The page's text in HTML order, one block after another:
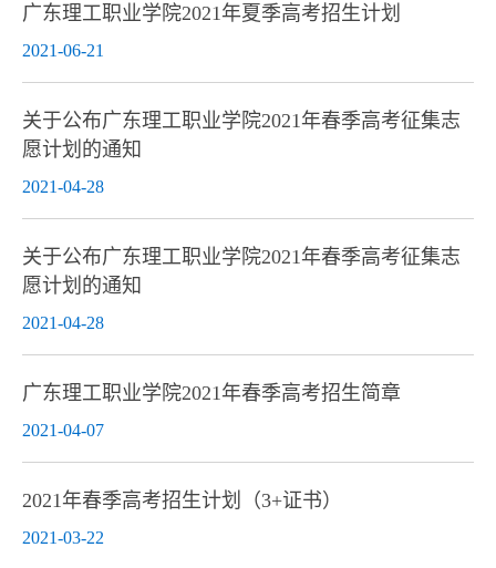
广东理工职业学院2021年夏季高考招生计划
2021-06-21
关于公布广东理工职业学院2021年春季高考征集志
愿计划的通知
2021-04-28
关于公布广东理工职业学院2021年春季高考征集志
愿计划的通知
2021-04-28
广东理工职业学院2021年春季高考招生简章
2021-04-07
2021年春季高考招生计划（3+证书）
2021-03-22